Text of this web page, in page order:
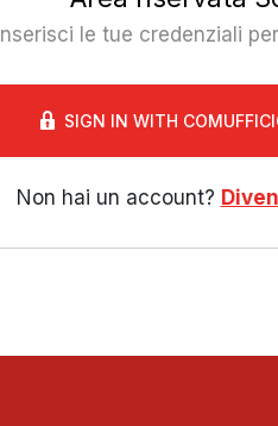
Inserisci le tue credenziali
SIGN IN WITH
Non hai un account?